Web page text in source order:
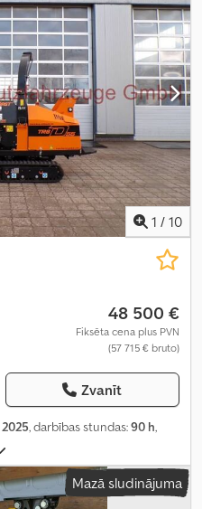
1 / 10
48 500 €
Fiksēta cena plus PVN
(57 715 € bruto)
Zvanīt
2025, darbības stundas:90 h,
Mazā sludinājuma